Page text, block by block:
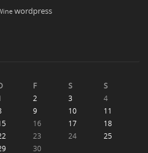
wordpress
F S
S
2 3
4
9 10
11
16 17
18
23 24
25
30